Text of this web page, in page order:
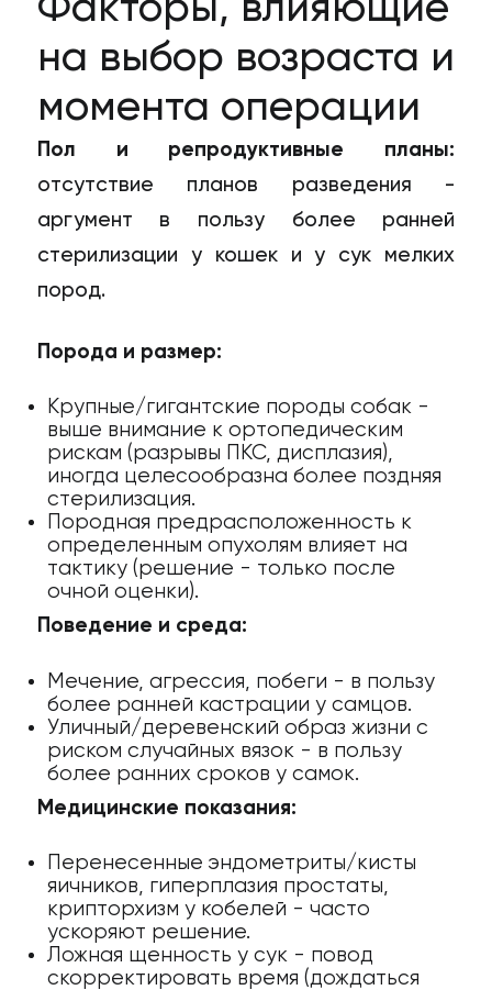
Факторы, влияющие
на выбор возраста и
момента операции
Пол и репродуктивные планы:
отсутствие планов разведения -
аргумент в пользу более ранней
стерилизации у кошек и у сук мелких
пород.
Порода и размер:
Крупные/гигантские породы собак -
выше внимание к ортопедическим
рискам (разрывы ПКС, дисплазия),
иногда целесообразна более поздняя
стерилизация.
Породная предрасположенность к
определенным опухолям влияет на
тактику (решение - только после
очной оценки).
Поведение и среда:
Мечение, агрессия, побеги - в пользу
более ранней кастрации у самцов.
Уличный/деревенский образ жизни с
риском случайных вязок - в пользу
более ранних сроков у самок.
Медицинские показания:
Перенесенные эндометриты/кисты
яичников, гиперплазия простаты,
крипторхизм у кобелей - часто
ускоряют решение.
Ложная щенность у сук - повод
скорректировать время (дождаться